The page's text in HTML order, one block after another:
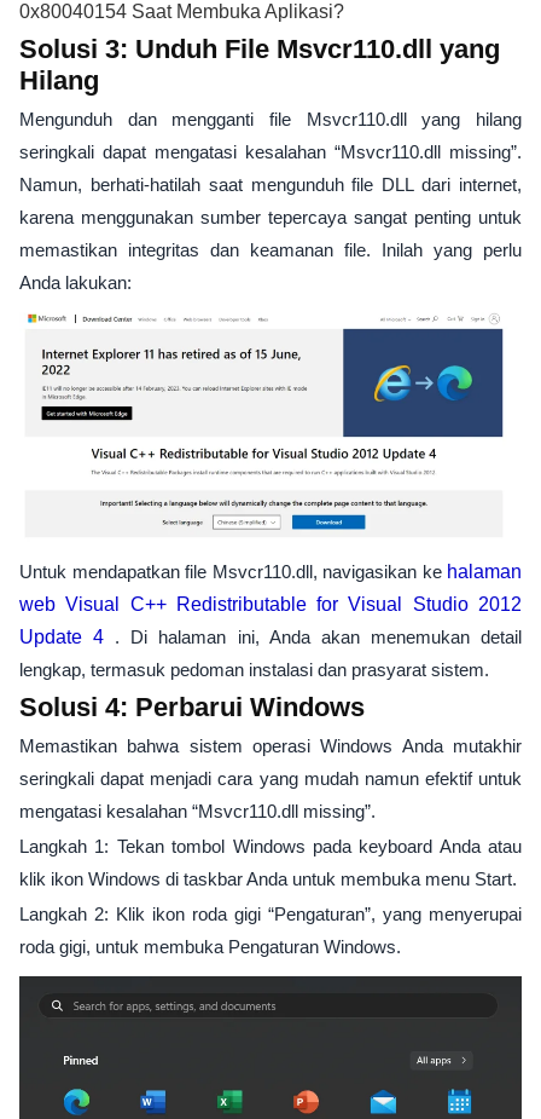
0x80040154 Saat Membuka Aplikasi?
Solusi 3: Unduh File Msvcr110.dll yang
Hilang
Mengunduh dan mengganti file Msvcr110.dll yang hilang
seringkali dapat mengatasi kesalahan “Msvcr110.dll missing”.
Namun, berhati-hatilah saat mengunduh file DLL dari internet,
karena menggunakan sumber tepercaya sangat penting untuk
memastikan integritas dan keamanan file. Inilah yang perlu
Anda lakukan:
Untuk mendapatkan file Msvcr110.dll, navigasikan ke halaman
web Visual C++ Redistributable for Visual Studio 2012
Update 4 . Di halaman ini, Anda akan menemukan detail
lengkap, termasuk pedoman instalasi dan prasyarat sistem.
Solusi 4: Perbarui Windows
Memastikan bahwa sistem operasi Windows Anda mutakhir
seringkali dapat menjadi cara yang mudah namun efektif untuk
mengatasi kesalahan “Msvcr110.dll missing”.
Langkah 1: Tekan tombol Windows pada keyboard Anda atau
klik ikon Windows di taskbar Anda untuk membuka menu Start.
Langkah 2: Klik ikon roda gigi “Pengaturan”, yang menyerupai
roda gigi, untuk membuka Pengaturan Windows.